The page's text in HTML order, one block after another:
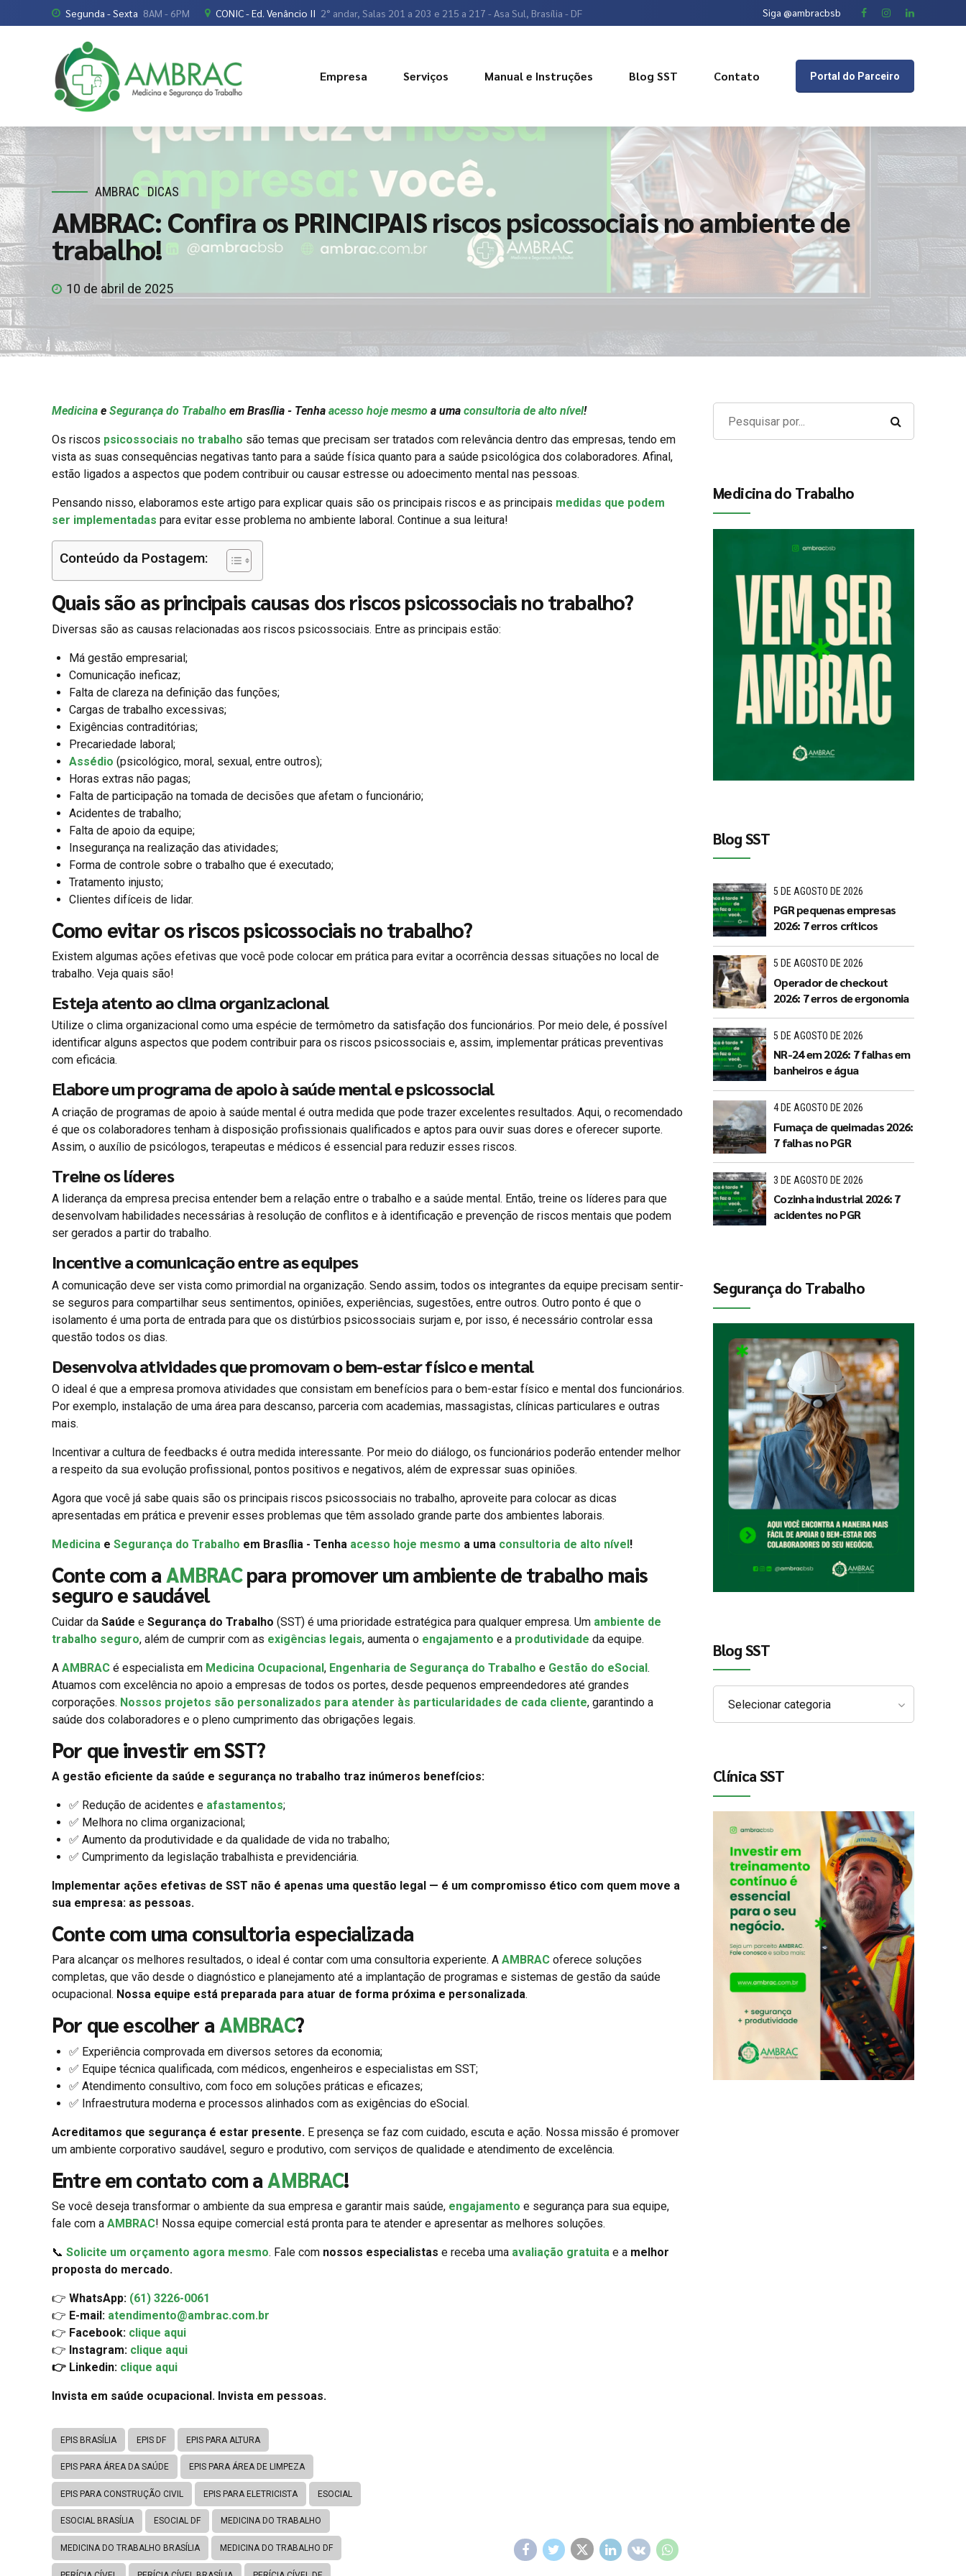
Segunda - Sexta 8AM - 6PM CONIC - Ed. Venâncio II 2° andar, Salas 201 a 203 e 215 a 217 - Asa Sul, Brasília - DF Siga @ambracbsb
Portal do Parceiro
Empresa Serviços Manual e Instruções Blog SST Contato
AMBRAC DICAS
AMBRAC: Confira os PRINCIPAIS riscos psicossociais no ambiente de
trabalho!
10 de abril de 2025
Medicina e Segurança do Trabalho em Brasília - Tenha acesso hoje mesmo a uma consultoria de alto nível!
Os riscos psicossociais no trabalho são temas que precisam ser tratados com relevância dentro das empresas, tendo em
vista as suas consequências negativas tanto para a saúde física quanto para a saúde psicológica dos colaboradores. Afinal,
estão ligados a aspectos que podem contribuir ou causar estresse ou adoecimento mental nas pessoas.
Pensando nisso, elaboramos este artigo para explicar quais são os principais riscos e as principais medidas que podem
ser implementadas para evitar esse problema no ambiente laboral. Continue a sua leitura!
Conteúdo da Postagem:
Quais são as principais causas dos riscos psicossociais no trabalho?
Diversas são as causas relacionadas aos riscos psicossociais. Entre as principais estão:
Má gestão empresarial;
Comunicação ineficaz;
Falta de clareza na definição das funções;
Cargas de trabalho excessivas;
Exigências contraditórias;
Precariedade laboral;
Assédio (psicológico, moral, sexual, entre outros);
Horas extras não pagas;
Falta de participação na tomada de decisões que afetam o funcionário;
Acidentes de trabalho;
Falta de apoio da equipe;
Insegurança na realização das atividades;
Forma de controle sobre o trabalho que é executado;
Tratamento injusto;
Clientes difíceis de lidar.
Como evitar os riscos psicossociais no trabalho?
Existem algumas ações efetivas que você pode colocar em prática para evitar a ocorrência dessas situações no local de
trabalho. Veja quais são!
Esteja atento ao clima organizacional
Utilize o clima organizacional como uma espécie de termômetro da satisfação dos funcionários. Por meio dele, é possível
identificar alguns aspectos que podem contribuir para os riscos psicossociais e, assim, implementar práticas preventivas
com eficácia.
Elabore um programa de apoio à saúde mental e psicossocial
A criação de programas de apoio à saúde mental é outra medida que pode trazer excelentes resultados. Aqui, o recomendado
é que os colaboradores tenham à disposição profissionais qualificados e aptos para ouvir suas dores e oferecer suporte.
Assim, o auxílio de psicólogos, terapeutas e médicos é essencial para reduzir esses riscos.
Treine os líderes
A liderança da empresa precisa entender bem a relação entre o trabalho e a saúde mental. Então, treine os líderes para que
desenvolvam habilidades necessárias à resolução de conflitos e à identificação e prevenção de riscos mentais que podem
ser gerados a partir do trabalho.
Incentive a comunicação entre as equipes
A comunicação deve ser vista como primordial na organização. Sendo assim, todos os integrantes da equipe precisam sentir-
se seguros para compartilhar seus sentimentos, opiniões, experiências, sugestões, entre outros. Outro ponto é que o
isolamento é uma porta de entrada para que os distúrbios psicossociais surjam e, por isso, é necessário controlar essa
questão todos os dias.
Desenvolva atividades que promovam o bem-estar físico e mental
O ideal é que a empresa promova atividades que consistam em benefícios para o bem-estar físico e mental dos funcionários.
Por exemplo, instalação de uma área para descanso, parceria com academias, massagistas, clínicas particulares e outras
mais.
Incentivar a cultura de feedbacks é outra medida interessante. Por meio do diálogo, os funcionários poderão entender melhor
a respeito da sua evolução profissional, pontos positivos e negativos, além de expressar suas opiniões.
Agora que você já sabe quais são os principais riscos psicossociais no trabalho, aproveite para colocar as dicas
apresentadas em prática e prevenir esses problemas que têm assolado grande parte dos ambientes laborais.
Medicina e Segurança do Trabalho em Brasília - Tenha acesso hoje mesmo a uma consultoria de alto nível !
Conte com aAMBRACpara promover um ambiente de trabalho mais
seguro e saudável
Cuidar da Saúde e Segurança do Trabalho (SST) é uma prioridade estratégica para qualquer empresa. Um ambiente de
trabalho seguro, além de cumprir com as exigências legais, aumenta o engajamento e a produtividade da equipe.
A AMBRAC é especialista em Medicina Ocupacional, Engenharia de Segurança do Trabalho e Gestão do eSocial.
Atuamos com excelência no apoio a empresas de todos os portes, desde pequenos empreendedores até grandes
corporações. Nossos projetos são personalizados para atender às particularidades de cada cliente, garantindo a
saúde dos colaboradores e o pleno cumprimento das obrigações legais.
Por que investir em SST?
A gestão eficiente da saúde e segurança no trabalho traz inúmeros benefícios:
✅ Redução de acidentes e afastamentos;
✅ Melhora no clima organizacional;
✅ Aumento da produtividade e da qualidade de vida no trabalho;
✅ Cumprimento da legislação trabalhista e previdenciária.
Implementar ações efetivas de SST não é apenas uma questão legal — é um compromisso ético com quem move a
sua empresa: as pessoas.
Conte com uma consultoria especializada
Para alcançar os melhores resultados, o ideal é contar com uma consultoria experiente. A AMBRAC oferece soluções
completas, que vão desde o diagnóstico e planejamento até a implantação de programas e sistemas de gestão da saúde
ocupacional. Nossa equipe está preparada para atuar de forma próxima e personalizada.
Por que escolher aAMBRAC?
✅ Experiência comprovada em diversos setores da economia;
✅ Equipe técnica qualificada, com médicos, engenheiros e especialistas em SST;
✅ Atendimento consultivo, com foco em soluções práticas e eficazes;
✅ Infraestrutura moderna e processos alinhados com as exigências do eSocial.
Acreditamos que segurança é estar presente. E presença se faz com cuidado, escuta e ação. Nossa missão é promover
um ambiente corporativo saudável, seguro e produtivo, com serviços de qualidade e atendimento de excelência.
Entre em contato com aAMBRAC!
Se você deseja transformar o ambiente da sua empresa e garantir mais saúde, engajamento e segurança para sua equipe,
fale com a AMBRAC! Nossa equipe comercial está pronta para te atender e apresentar as melhores soluções.
📞 Solicite um orçamento agora mesmo. Fale com nossos especialistas e receba uma avaliação gratuita e a melhor
proposta do mercado.
👉 WhatsApp: (61) 3226-0061
👉 E-mail: atendimento@ambrac.com.br
👉 Facebook: clique aqui
👉 Instagram: clique aqui
👉 Linkedin: clique aqui
Invista em saúde ocupacional. Invista em pessoas.
EPIS BRASÍLIA EPIS DF EPIS PARA ALTURA
EPIS PARA ÁREA DA SAÚDE EPIS PARA ÁREA DE LIMPEZA
EPIS PARA CONSTRUÇÃO CIVIL EPIS PARA ELETRICISTA ESOCIAL
ESOCIAL BRASÍLIA ESOCIAL DF MEDICINA DO TRABALHO
MEDICINA DO TRABALHO BRASÍLIA MEDICINA DO TRABALHO DF
Medicina do Trabalho
Blog SST
5 DE AGOSTO DE 2026
PGR pequenas empresas
2026: 7 erros críticos
5 DE AGOSTO DE 2026
Operador de checkout
2026: 7 erros de ergonomia
5 DE AGOSTO DE 2026
NR-24 em 2026: 7 falhas em
banheiros e água
4 DE AGOSTO DE 2026
Fumaça de queimadas 2026:
7 falhas no PGR
3 DE AGOSTO DE 2026
Cozinha industrial 2026: 7
acidentes no PGR
Segurança do Trabalho
Blog SST
Selecionar categoria
Clínica SST